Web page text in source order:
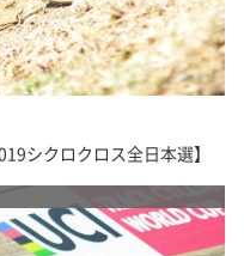
シクロクロス全日本選】